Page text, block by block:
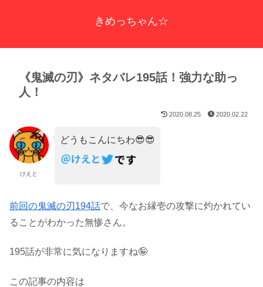
きめっちゃん☆
《鬼滅の刃》ネタバレ195話！強力な助っ
人！
2020.08.25 2020.02.22
けえと
どうもこんにちわ😎😎
前回の鬼滅の刃194話で、今なお縁壱の攻撃に灼かれてい
ることがわかった無惨さん。
195話が非常に気になりますね🤪
この記事の内容は